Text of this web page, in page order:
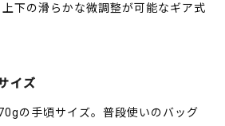
下の滑らかな微調整が可能なギア式
イズ
の手頃サイズ。普段使いのバッグ